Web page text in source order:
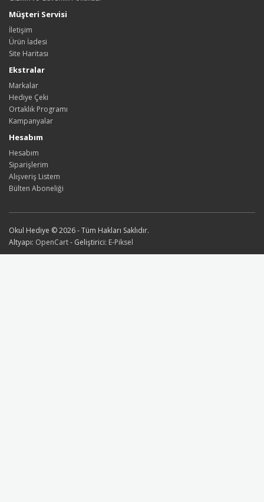
Müşteri Servisi
İletişim
Ürün İadesi
Site Haritası
Ekstralar
Markalar
Hediye Çeki
Ortaklık Programı
Kampanyalar
Hesabım
Hesabım
Siparişlerim
Alışveriş Listem
Bülten Aboneliği
Okul Hediye © 2026 - Tüm Hakları Saklıdır.
Altyapı: OpenCart- Geliştirici: E-Piksel